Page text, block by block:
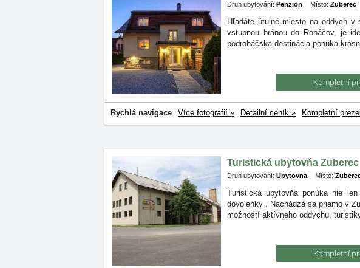
Druh ubytování: Penzion Místo: Zuberec
Hľadáte útulné miesto na oddych v
vstupnou bránou do Roháčov, je
podroháčska destinácia ponúka
Kompletní
Rychlá navigace Více fotografií » Detailní ceník » Kompletní
Turistická ubytovňa Zuberec
Druh ubytování: Ubytovna Místo:
Turistická ubytovňa ponúka nie
dovolenky . Nachádza sa priamo v
možností aktívneho oddychu,
Kompletní